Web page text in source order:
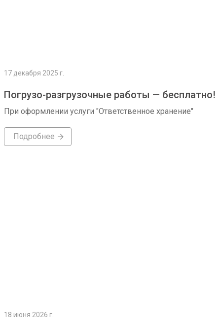
17 декабря 2025 г.
Погрузо-разгрузочные работы — бесплатно!
При оформлении услуги "Ответственное хранение"
Подробнее
18 июня 2026 г.